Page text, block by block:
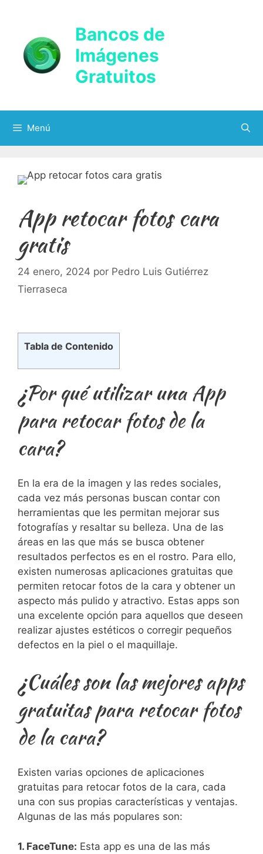
contenido
Bancos de
Imágenes
Gratuitos
Menú
App retocar fotos cara
gratis
24 enero, 2024 por Pedro Luis Gutiérrez
Tierraseca
Tabla de Contenido
¿Por qué utilizar⁤ una App
para retocar fotos de la​
cara?
En la​ era de la ​imagen y​ las redes sociales,
cada vez más personas buscan contar ​con
herramientas ‍que les permitan mejorar sus
fotografías⁢ y resaltar su belleza. Una de las
áreas⁢ en las ‍que más se busca ‍obtener
resultados perfectos es en el ⁤rostro.⁣ Para ello,
existen numerosas aplicaciones gratuitas que
permiten retocar fotos de la cara y obtener ​un
aspecto más pulido y atractivo. Estas ‍apps son
una excelente opción ⁣para aquellos que deseen
realizar ​ajustes estéticos⁣ o corregir​ pequeños​
defectos‍ en la piel o el maquillaje.
¿Cuáles son las⁤ mejores apps
gratuitas para retocar fotos
de ⁣la cara?
Existen varias opciones de aplicaciones
gratuitas para retocar fotos de la cara, cada
una con sus propias características y ​ventajas.
Algunas de las más populares son:
1. FaceTune: Esta app es una de las más